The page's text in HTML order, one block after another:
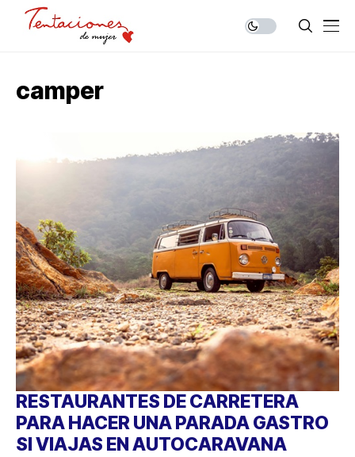
camper
RESTAURANTES DE CARRETERA
PARA HACER UNA PARADA GASTRO
SI VIAJAS EN AUTOCARAVANA